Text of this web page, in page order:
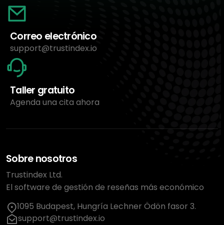
Correo electrónico
support@trustindex.io
Taller gratuito
Agenda una cita ahora
Sobre nosotros
Trustindex Ltd.
El software de gestión de reseñas más económico
1095 Budapest, Hungría Lechner Ödön fasor 3.
support@trustindex.io